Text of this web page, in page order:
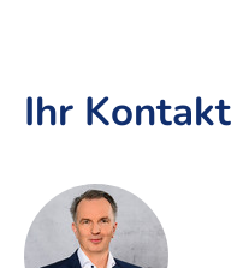
Ihr Kontakt